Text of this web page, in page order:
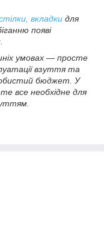
вкладки для
появі
умовах — просте
взуття та
бюджет. У
все необхідне для